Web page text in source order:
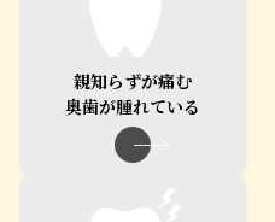
親知らずが痛む
奥歯が腫れている